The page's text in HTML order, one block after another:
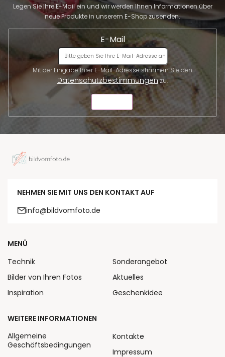
Legen Sie Ihre E-Mail ein und wir werden Ihnen Informationen über
neue Produkte in unserem E-Shop zusenden.
E-Mail
Datenschutzbestimmungenzu.
NEHMEN SIE MIT UNS DEN KONTAKT AUF
info@bildvomfoto.de
MENÜ
Technik
Bilder von Ihren Fotos
Inspiration
Sonderangebot
Aktuelles
Geschenkidee
WEITERE INFORMATIONEN
Allgemeine
Geschäftsbedingungen
Kontakte
Impressum